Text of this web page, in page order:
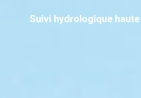
Suivi hydrologique